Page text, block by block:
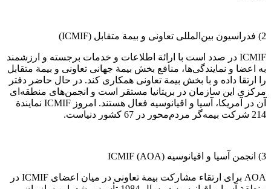
2) فدراسیون بین‌المللی تعاونی و بیمة متقابل (ICMIF)
ICMIF در صدد است با ارائة اطلاعات و خدمات برجسته و ارزشمند
به اعضا و نمایندگی‌ها، منافع بخش بیمة جهانی تعاونی و بیمة متقابل
را ارتقا داده و با بخش بیمة تعاونی همکاری کند. در حال حاضر دفتر
مرکزی این سازمان در بریتانیا مستقر است و انجمن‌های منطقه‌ای
آن در آمریکا، آسیا و اقیانوسیه فعال هستند. امروز ICMIF نمایندة
214 شرکت بیمه‌گر مردم‌محور در 67 کشور دنیاست.
3) انجمن آسیا و اقیانوسیه ICMIF (AOA)
AOA برای ارتقاء مشاركت بیمة تعاونی در میان اعضای ICMIF در